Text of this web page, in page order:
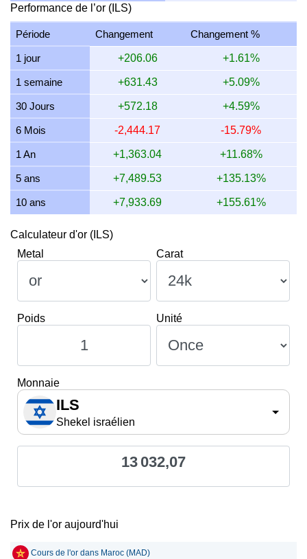
6,095.83
14 juillet 2026 6,094.87 195.95 195,950.00 2,285.58
13 juillet 2026 6,048.12 194.45 194,447.06 2,268.05
12 juillet 2026 6,194.75 199.16 199,161.31 2,323.03
11 juillet 2026 6,194.75 199.16 199,161.31 2,323.03
10 juillet 2026 6,169.36 198.35 198,345.08 2,313.51
Performance de l’or (ILS)
Période Changement Changement %
1 jour +206.06 +1.61%
1 semaine +631.43 +5.09%
30 Jours +572.18 +4.59%
6 Mois -2,444.17 -15.79%
1 An +1,363.04 +11.68%
5 ans +7,489.53 +135.13%
10 ans +7,933.69 +155.61%
Calculateur d'or (ILS)
Metal
Carat
Poids Unité
Monnaie
ILS
Shekel israélien
13 032,07
Prix de l'or aujourd'hui
Cours de l'or dans Maroc (MAD)